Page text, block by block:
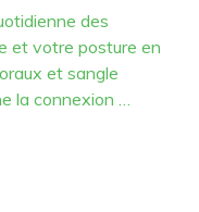
des
et votre posture en
et sangle
la connexion …